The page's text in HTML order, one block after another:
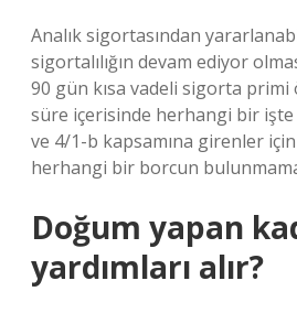
Analık sigortasından
sigortalılığın devam ediyor
90 gün kısa vadeli sigorta primi
süre içerisinde herhangi bir işte
ve 4/1-b kapsamına girenler
herhangi bir borcun
Doğum yapan
yardımları alır?